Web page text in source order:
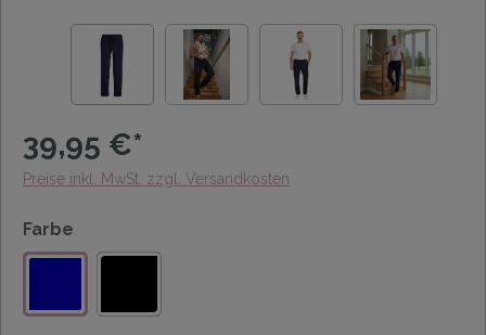
39,95 €*
Preise inkl. MwSt. zzgl. Versandkosten
Farbe